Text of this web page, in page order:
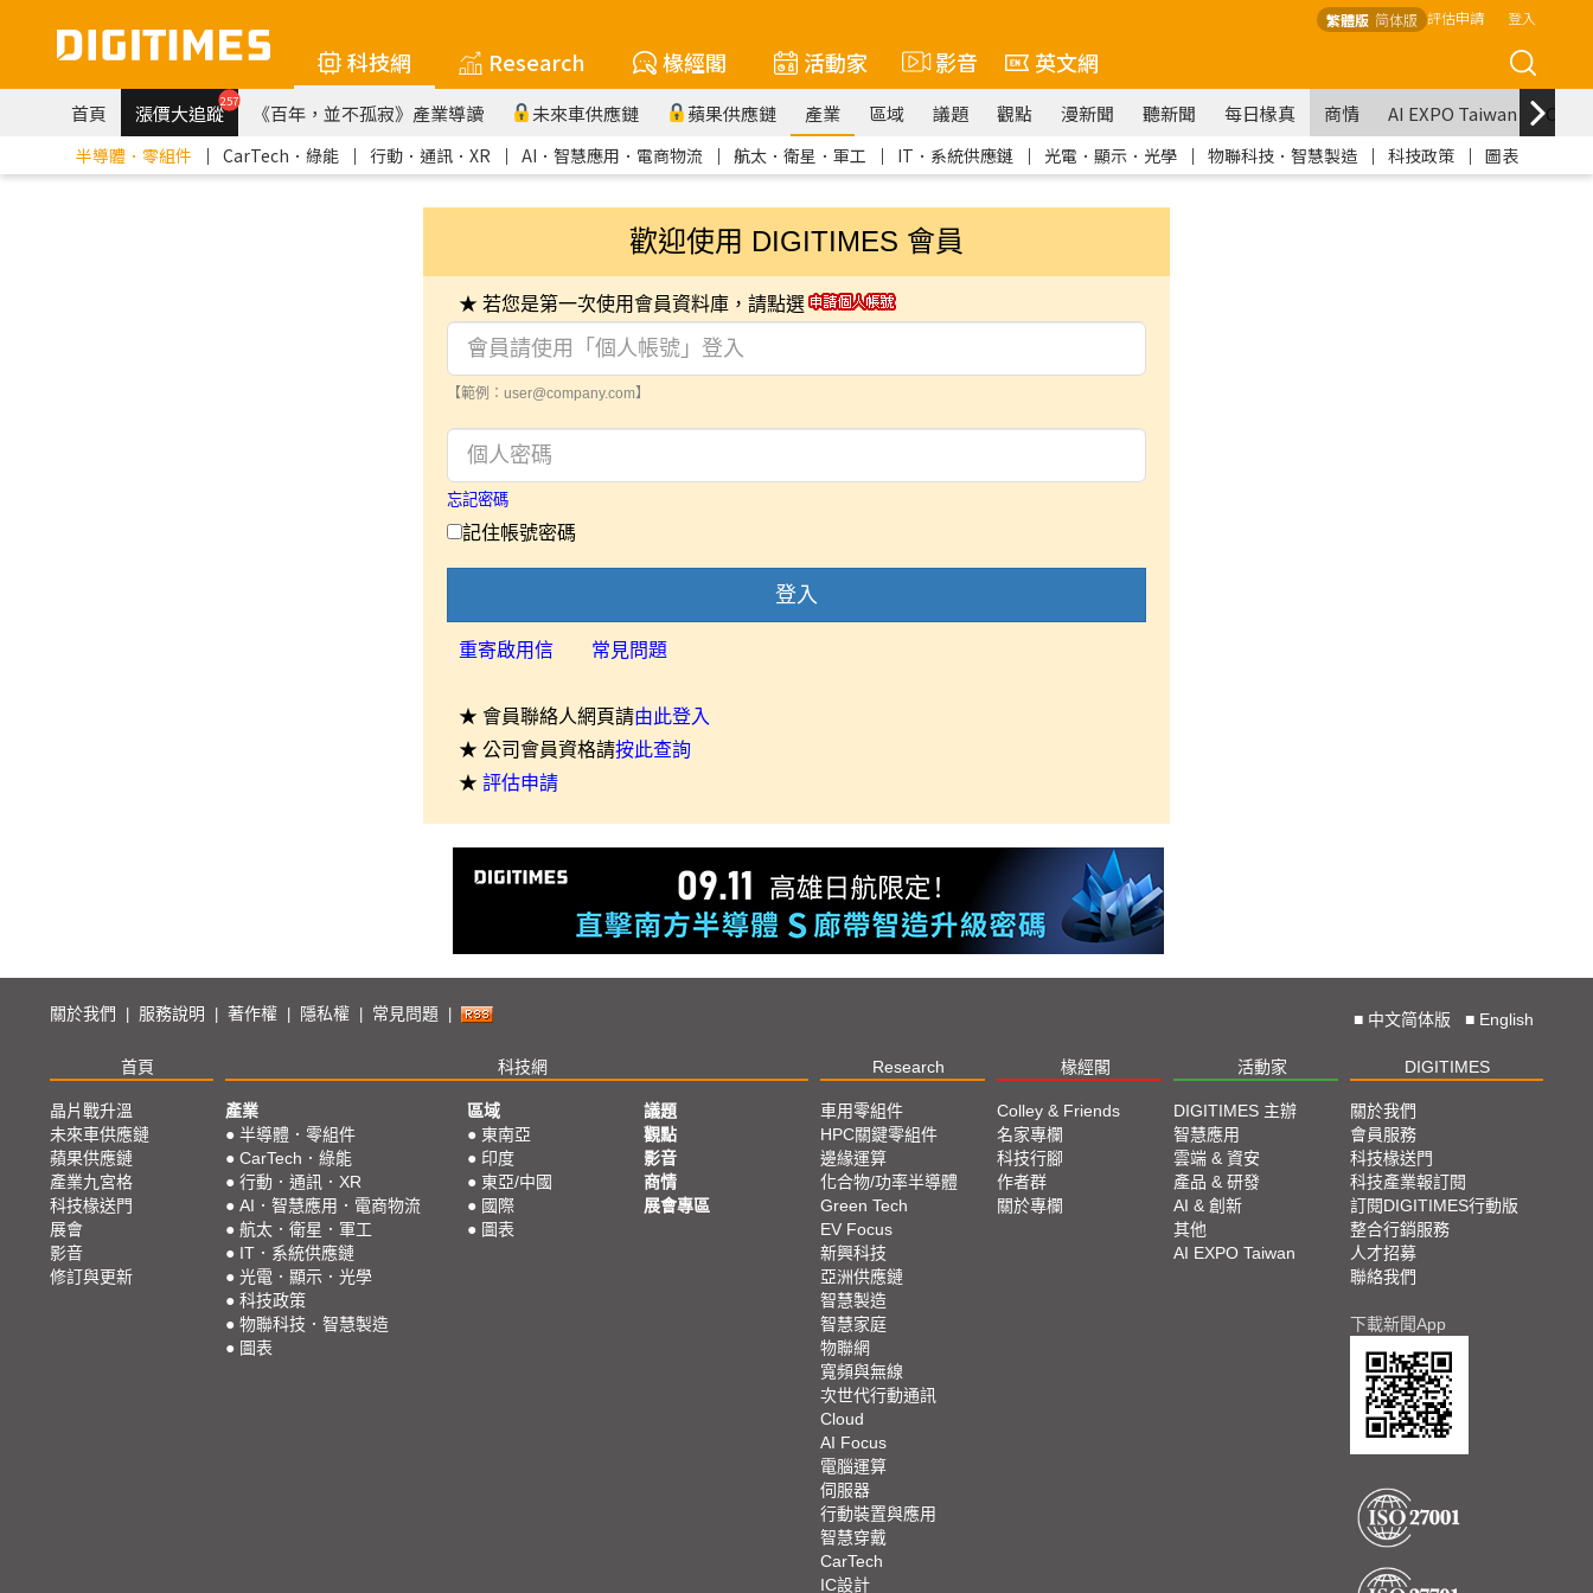
繁體版 简体版 評估申請 登入
科技網 Research 椽經閣 活動家 影音 英文網
首頁 漲價大追蹤257 《百年，並不孤寂》產業導讀 未來車供應鏈 蘋果供應鏈 產業 區域 議題 觀點 漫新聞 聽新聞 每日椽真 商情 AI EXPO Taiwan
半導體．零組件 ｜ CarTech．綠能 ｜ 行動．通訊．XR ｜ AI．智慧應用．電商物流 ｜ 航太．衛星．軍工 ｜ IT．系統供應鏈 ｜ 光電．顯示．光學 ｜ 物聯科技．智慧製造 ｜ 科技政策 ｜ 圖表
歡迎使用 DIGITIMES 會員
★ 若您是第一次使用會員資料庫，請點選
【範例：user@company.com】
忘記密碼
記住帳號密碼
登入
重寄啟用信 常見問題
★ 會員聯絡人網頁請由此登入
★ 公司會員資格請按此查詢
★ 評估申請
關於我們 服務說明 著作權 隱私權 常見問題 ■ 中文简体版 ■ English
首頁 科技網 Research 椽經閣 活動家 DIGITIMES
晶片戰升溫
未來車供應鏈
蘋果供應鏈
產業九宮格
科技椽送門
展會
影音
修訂與更新
產業
● 半導體．零組件
● CarTech．綠能
● 行動．通訊．XR
● AI．智慧應用．電商物流
● 航太．衛星．軍工
● IT．系統供應鏈
● 光電．顯示．光學
● 科技政策
● 物聯科技．智慧製造
● 圖表
區域
● 東南亞
● 印度
● 東亞/中國
● 國際
● 圖表
議題
觀點
影音
商情
展會專區
車用零組件
HPC關鍵零組件
邊緣運算
化合物/功率半導體
Green Tech
EV Focus
新興科技
亞洲供應鏈
智慧製造
智慧家庭
物聯網
寬頻與無線
次世代行動通訊
Cloud
AI Focus
電腦運算
伺服器
行動裝置與應用
智慧穿戴
CarTech
IC設計
Colley & Friends
名家專欄
科技行腳
作者群
關於專欄
DIGITIMES 主辦
智慧應用
雲端 & 資安
產品 & 研發
AI & 創新
其他
AI EXPO Taiwan
關於我們
會員服務
科技椽送門
科技產業報訂閱
訂閱DIGITIMES行動版
整合行銷服務
人才招募
聯絡我們
下載新聞App